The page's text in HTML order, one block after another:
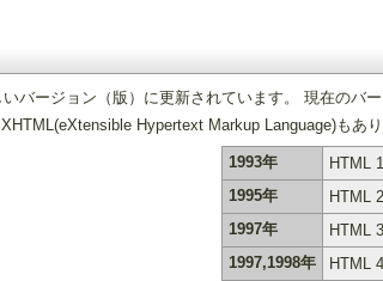
バージョン（版）に更新されています。 現在のバ
Hypertext Markup Language)もあり
1993年
HTML
1995年
HTML
1997年
HTML
1997,1998年
HTML